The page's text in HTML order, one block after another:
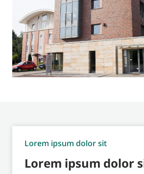
Lorem ipsum dolor sit
Lorem ipsum dolor sit